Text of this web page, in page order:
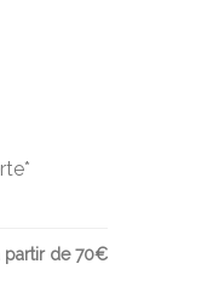
partir de 70€